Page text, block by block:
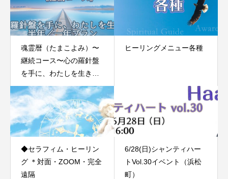
魂霊暦（たまこよみ）〜
継続コース〜心の羅針盤
を手に、わたしを生きる
半年／一年プラン
ヒーリングメニュー各種
◆セラフィム・ヒーリン
グ ＊対面・ZOOM・完全
遠隔
6/28(日)シャンティハー
トVol.30イベント（浜松
町）